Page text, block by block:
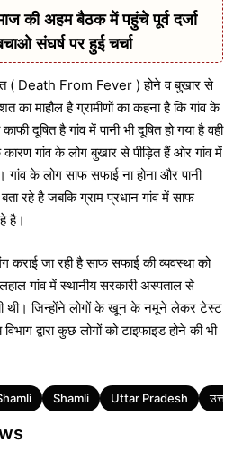
की अहम बैठक में पहुंचे पूर्व दर्जा
संघर्ष पर हुई चर्चा
( Death From Fever ) होने व बुखार से
का माहौल है ग्रामीणों का कहना है कि गांव के
दूषित है गांव में पानी भी दूषित हो गया है वही
गांव के लोग बुखार से पीड़ित हैं ओर गांव में
के लोग साफ सफाई ना होना और पानी
बता रहे है जबकि ग्राम प्रधान गांव में साफ
है।
कराई जा रही है साफ सफाई की व्यवस्था को
गांव में स्थानीय सरकारी अस्पताल से
थी। जिन्होंने लोगों के खून के नमूने लेकर टेस्ट
द्वारा कुछ लोगों को टाइफाइड होने की भी
Shamli Uttar Pradesh उत्तर